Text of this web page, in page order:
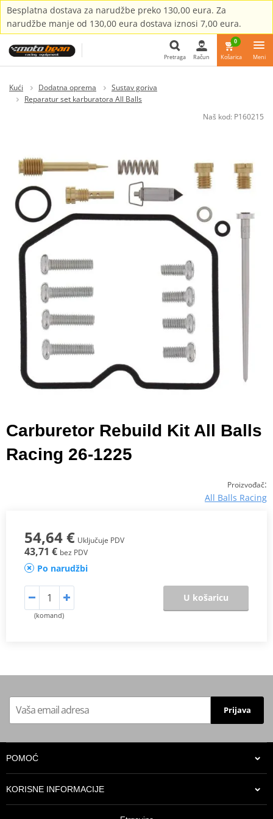
Besplatna dostava za narudžbe preko 130,00 eura. Za
narudžbe manje od 130,00 eura dostava iznosi 7,00 eura.
Pretraga Račun
0
Košarica Meni
Kući Dodatna oprema
Sustav goriva
Reparatur set karburatora All Balls
Naš kod: P160215
Carburetor Rebuild Kit All Balls
Racing 26-1225
Proizvođač:
All Balls Racing
54,64 € Uključuje PDV
43,71 € bez PDV
Po narudžbi
(komand)
U košaricu
Prijava
POMOĆ
KORISNE INFORMACIJE